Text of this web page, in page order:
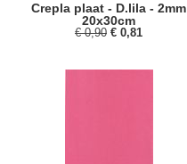
Crepla plaat - D.lila - 2mm
20x30cm
€ 0,90 € 0,81